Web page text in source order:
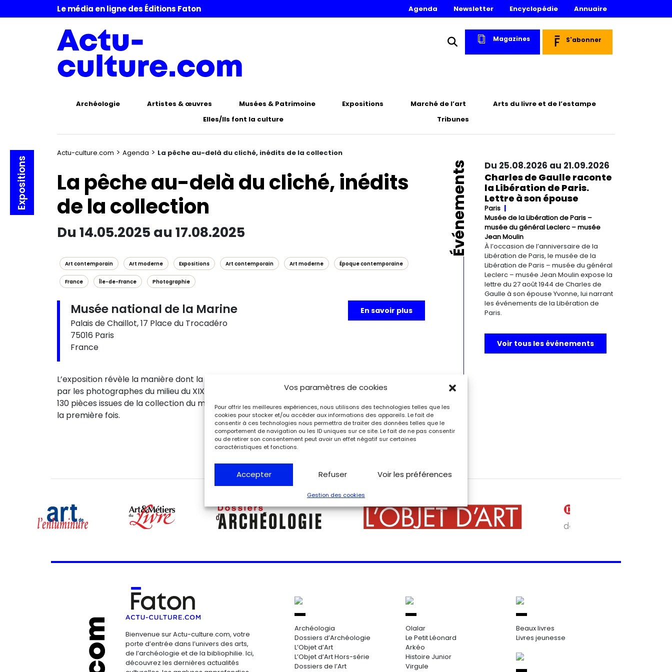
Vos paramètres de cookies
Pour offrir les meilleures expériences, nous utilisons des technologies telles que les
cookies pour stocker et/ou accéder aux informations des appareils. Le fait de
consentir à ces technologies nous permettra de traiter des données telles que le
comportement de navigation ou les ID uniques sur ce site. Le fait de ne pas consentir
ou de retirer son consentement peut avoir un effet négatif sur certaines
caractéristiques et fonctions.
Accepter Refuser Voir les préférences
Gestion des cookies
Le média en ligne des Éditions Faton Agenda Newsletter Encyclopédie Annuaire
Magazines S'abonner
Archéologie Artistes & œuvres Musées & Patrimoine Expositions Marché de l’art
Arts du livre et de l’estampe
Elles/Ils font la culture
Tribunes
Actu-culture.com > Agenda > La pêche au-delà du cliché, inédits de la collection
Expositions
La pêche au-delà du cliché, inédits
de la collection
Du 14.05.2025 au 17.08.2025
Art contemporain Art moderne Expositions Art contemporain Art moderne Époque contemporaine
France Île-de-France Photographie
Musée national de la Marine
Palais de Chaillot, 17 Place du Trocadéro
75016 Paris
France
En savoir plus
L’exposition révèle la manière dont la mer et les communautés de pêcheurs ont été perçues
par les photographes du milieu du XIXᵉ siècle au début du XXIᵉ siècle, à travers près de
130 pièces issues de la collection du musée et dont certaines sont présentées au public pour
la première fois.
Événements Du 25.08.2026 au 21.09.2026
Charles de Gaulle raconte
la Libération de Paris.
Lettre à son épouse
Paris
Musée de la Libération de Paris –
musée du général Leclerc – musée
Jean Moulin
À l’occasion de l’anniversaire de la
Libération de Paris, le musée de la
Libération de Paris – musée du général
Leclerc – musée Jean Moulin expose la
lettre du 27 août 1944 de Charles de
Gaulle à son épouse Yvonne, lui narrant
les événements de la Libération de
Paris.
Voir tous les événements
Bienvenue sur Actu-culture.com, votre
porte d’entrée dans l’univers des arts,
de l’archéologie et de la bibliophilie. Ici,
découvrez les dernières actualités
Archéologia
Dossiers d’Archéologie
L’Objet d’Art
L’Objet d’Art Hors-série
Dossiers de l’Art
Olalar
Le Petit Léonard
Arkéo
Histoire Junior
Virgule
Beaux livres
Livres jeunesse